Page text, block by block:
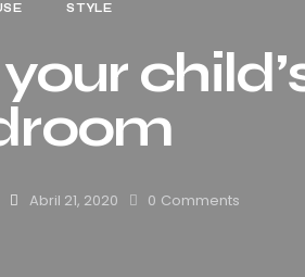
STYLE
Abril 21, 2020 0 Comments